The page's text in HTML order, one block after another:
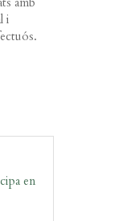
i
en